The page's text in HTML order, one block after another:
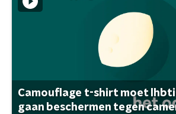
Camouflage t-shirt moet
gaan beschermen tegen